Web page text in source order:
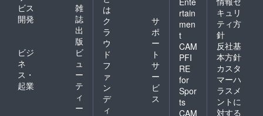
ビス
開発
雑
誌
出
版
ビジ
ネ
ス・
起業
ビ
ュ
ー
テ
ィ
ー
は
ク
ラ
ウ
ド
フ
ァ
ン
デ
ィ
サ
ポ
ー
ト
サ
ー
ビ
ス
rtain
men
t
CAM
PFI
RE
for
Spor
ts
CAM
キュリ
ティ方
針
反社基
本方針
カスタ
マーハ
ラスメ
ントに
対する